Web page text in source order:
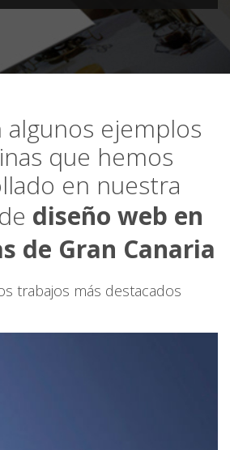
algunos ejemplos
que hemos
en nuestra
diseño web en
de Gran Canaria
trabajos más destacados